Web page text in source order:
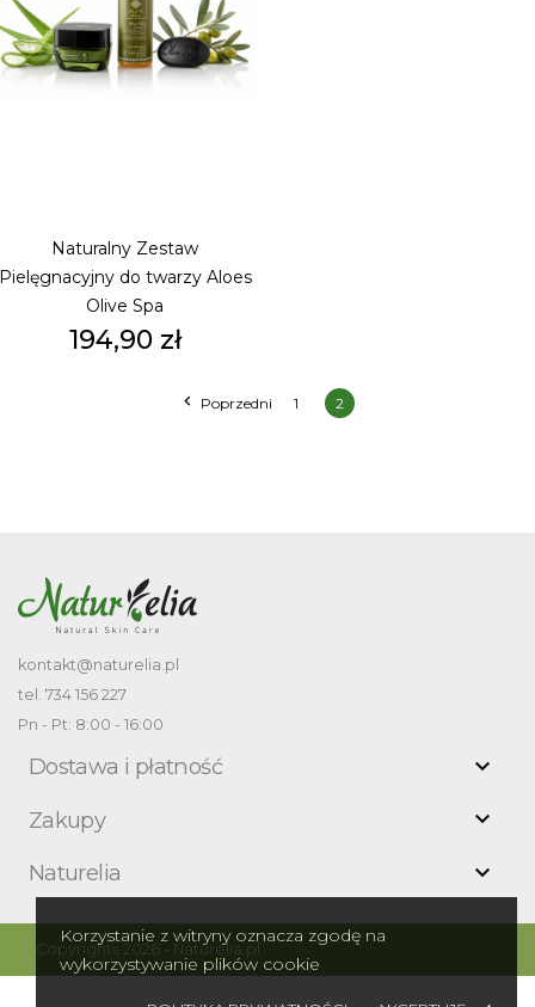
Naturalny Zestaw
do twarzy Aloes
Olive Spa
Cena
194,90 zł
 Poprzedni 1 2
kontakt@naturelia.pl
tel. 734 156 227
Pn - Pt: 8:00 - 16:00
Dostawa i płatność 
Zakupy 
Naturelia 
Korzystanie z witryny oznacza zgodę na
wykorzystywanie plików cookie
Copyrights 2026 - Naturelia.pl